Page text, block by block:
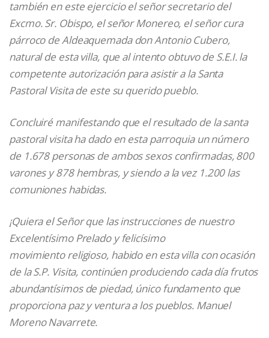
también en este ejercicio el señor secretario del
Excmo. Sr. Obispo, el señor Monereo, el señor cura
párroco de Aldeaquemada don Antonio Cubero,
natural de esta villa, que al intento obtuvo de S.E.I. la
competente autorización para asistir a la Santa
Pastoral Visita de este su querido pueblo.
Concluiré manifestando que el resultado de la santa
pastoral visita ha dado en esta parroquia un número
de 1.678 personas de ambos sexos confirmadas, 800
varones y 878 hembras, y siendo a la vez 1.200 las
comuniones habidas.
¡Quiera el Señor que las instrucciones de nuestro
Excelentísimo Prelado y felicísimo
movimiento religioso, habido en esta villa con ocasión
de la S.P. Visita, continúen produciendo cada día frutos
abundantísimos de piedad, único fundamento que
proporciona paz y ventura a los pueblos. Manuel
Moreno Navarrete.